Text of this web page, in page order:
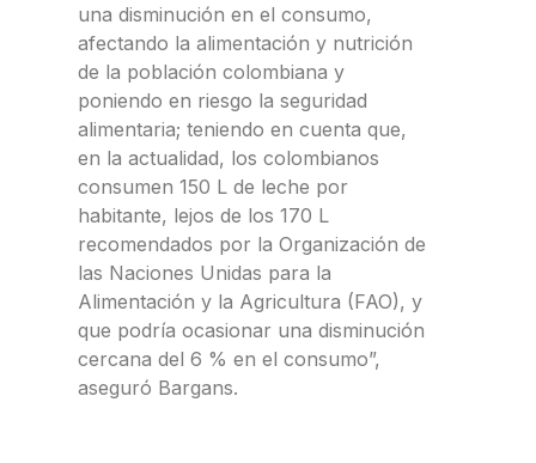
una disminución en el consumo,
afectando la alimentación y nutrición
de la población colombiana y
poniendo en riesgo la seguridad
alimentaria; teniendo en cuenta que,
en la actualidad, los colombianos
consumen 150 L de leche por
habitante, lejos de los 170 L
recomendados por la Organización de
las Naciones Unidas para la
Alimentación y la Agricultura (FAO), y
que podría ocasionar una disminución
cercana del 6 % en el consumo”,
aseguró Bargans.